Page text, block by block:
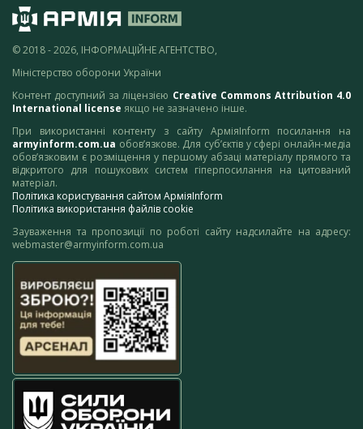
© 2018 - 2026, ІНФОРМАЦІЙНЕ АГЕНТСТВО,
Міністерство оборони України
Контент доступний за ліцензією Creative Commons Attribution 4.0
International license якщо не зазначено інше.
При використанні контенту з сайту АрміяInform посилання на
armyinform.com.ua обов’язкове. Для суб’єктів у сфері онлайн-медіа
обов’язковим є розміщення у першому абзаці матеріалу прямого та
відкритого для пошукових систем гіперпосилання на цитований
матеріал.
Політика користування сайтом АрміяInform
Політика використання файлів cookie
Зауваження та пропозиції по роботі сайту надсилайте на адресу:
webmaster@armyinform.com.ua